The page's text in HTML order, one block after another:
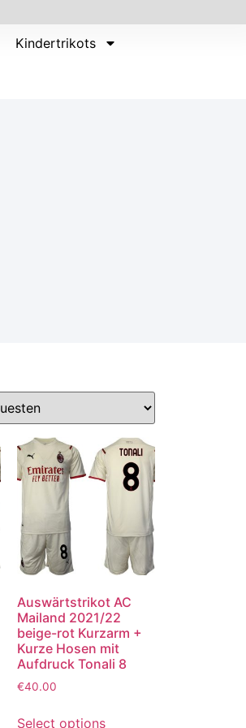
Kindertrikots
Auswärtstrikot AC
Mailand 2021/22
beige-rot Kurzarm +
Kurze Hosen mit
Aufdruck Tonali 8
€40.00
Select options